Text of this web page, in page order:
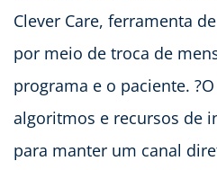
Clever Care, ferramenta
por meio de troca de
programa e o paciente.
algoritmos e recursos de
para manter um canal